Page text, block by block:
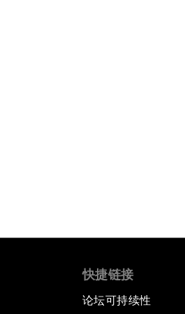
快捷链接
论坛可持续性